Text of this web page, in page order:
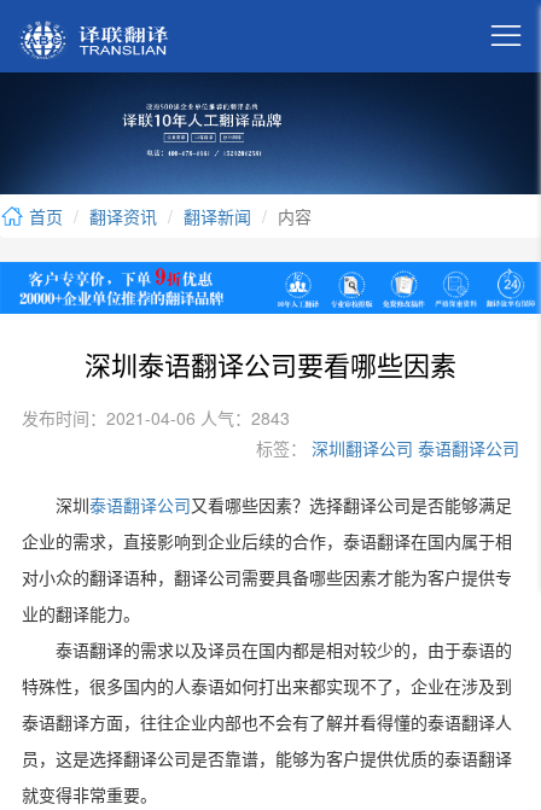

首页 翻译资讯 翻译新闻 内容
深圳泰语翻译公司要看哪些因素
发布时间：2021-04-06 人气：2843
标签：
深圳翻译公司 泰语翻译公司
深圳 泰语翻译公司 又看哪些因素？选择翻译公司是否能够满足
企业的需求，直接影响到企业后续的合作，泰语翻译在国内属于相
对小众的翻译语种，翻译公司需要具备哪些因素才能为客户提供专
业的翻译能力。
泰语翻译的需求以及译员在国内都是相对较少的，由于泰语的
特殊性，很多国内的人泰语如何打出来都实现不了，企业在涉及到
泰语翻译方面，往往企业内部也不会有了解并看得懂的泰语翻译人
员，这是选择翻译公司是否靠谱，能够为客户提供优质的泰语翻译
就变得非常重要。